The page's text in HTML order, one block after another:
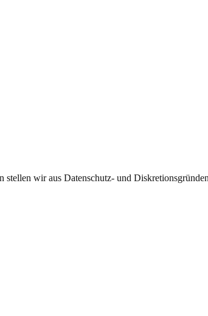
stellen wir aus Datenschutz- und